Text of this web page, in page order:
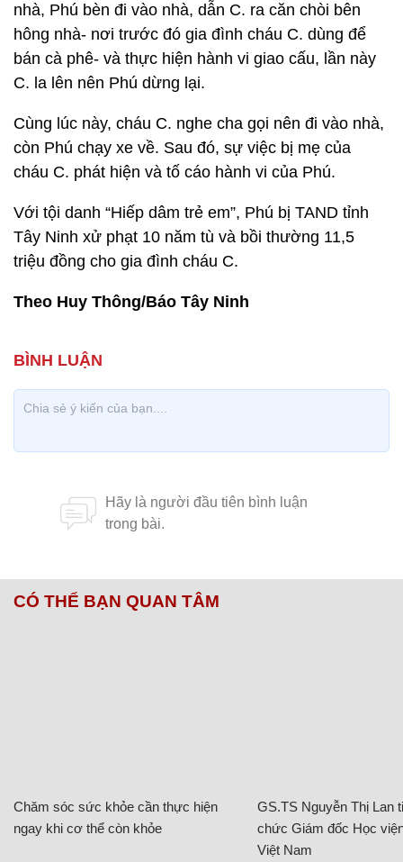
nhà, Phú bèn đi vào nhà, dẫn C. ra căn chòi bên
hông nhà- nơi trước đó gia đình cháu C. dùng để
bán cà phê- và thực hiện hành vi giao cấu, lần này
C. la lên nên Phú dừng lại.
Cùng lúc này, cháu C. nghe cha gọi nên đi vào nhà,
còn Phú chạy xe về. Sau đó, sự việc bị mẹ của
cháu C. phát hiện và tố cáo hành vi của Phú.
Với tội danh “Hiếp dâm trẻ em”, Phú bị TAND tỉnh
Tây Ninh xử phạt 10 năm tù và bồi thường 11,5
triệu đồng cho gia đình cháu C.
Theo Huy Thông/Báo Tây Ninh
CÓ THỂ BẠN QUAN TÂM
Chăm sóc sức khỏe cần thực hiện
ngay khi cơ thể còn khỏe
GS.TS Nguyễn Thị Lan
chức Giám đốc Học
Việt Nam